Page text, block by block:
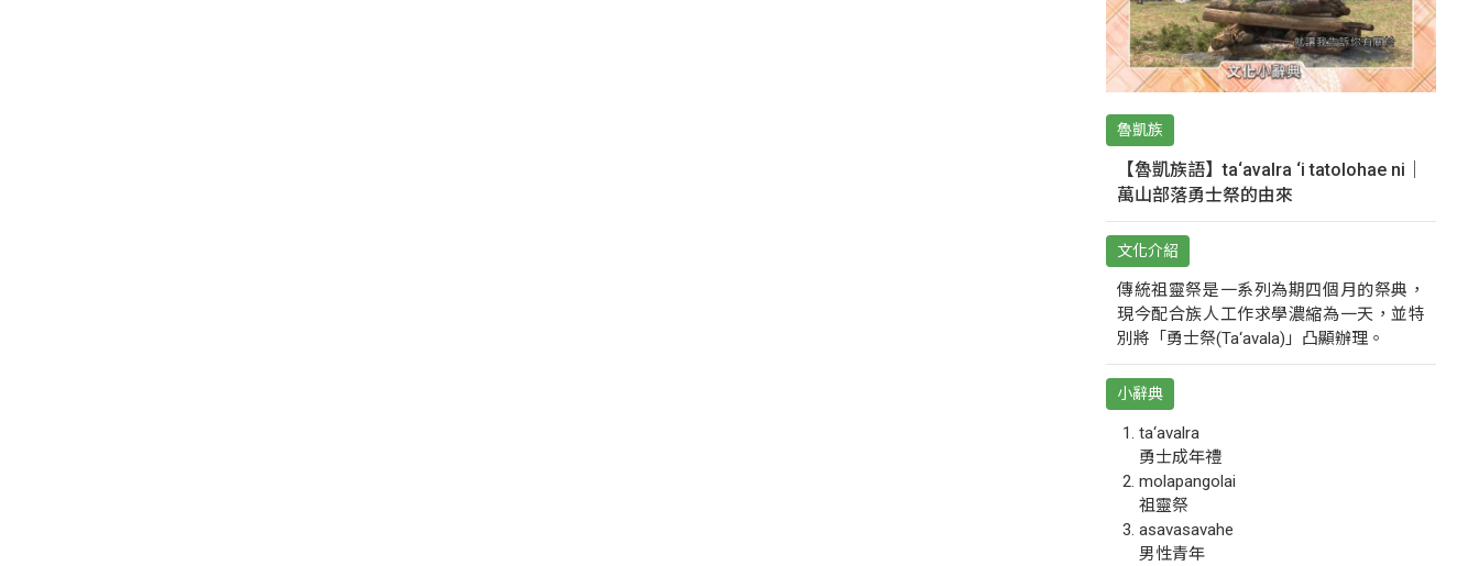
魯凱族
【魯凱族語】ta‘avalra ‘i tatolohae ni｜
萬山部落勇士祭的由來
文化介紹
傳統祖靈祭是一系列為期四個月的祭典，
現今配合族人工作求學濃縮為一天，並特
別將「勇士祭(Ta‘avala)」凸顯辦理。
小辭典
ta‘avalra
勇士成年禮
molapangolai
祖靈祭
asavasavahe
男性青年